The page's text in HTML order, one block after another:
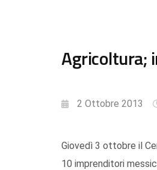
Agricoltura;
2 Ottobre 2013
Giovedì 3 ottobre il
10 imprenditori